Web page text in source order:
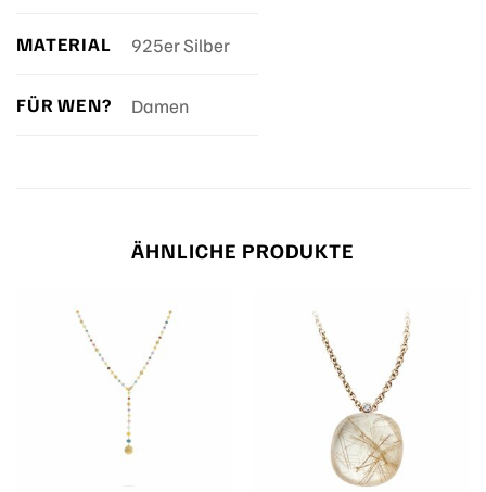
MATERIAL 925er Silber
FÜR WEN? Damen
ÄHNLICHE PRODUKTE